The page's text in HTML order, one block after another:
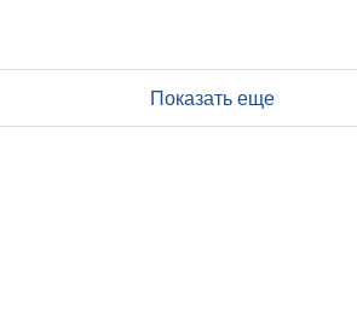
Показать еще